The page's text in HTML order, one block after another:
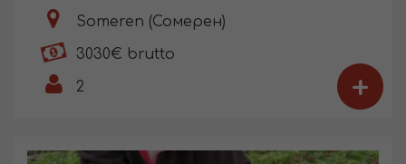
Someren (Сомерен)
3030€ brutto
2
+